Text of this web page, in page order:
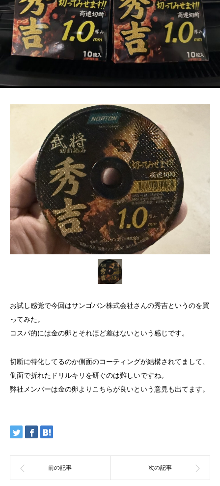
お試し感覚で今回はサンゴバン株式会社さんの秀吉というのを買
ってみた。
コスパ的には金の卵とそれほど差はないという感じです。
切断に特化してるのか側面のコーティングが結構されてまして、
側面で折れたドリルキリを研ぐのは難しいですね。
弊社メンバーは金の卵よりこちらが良いという意見も出てます。